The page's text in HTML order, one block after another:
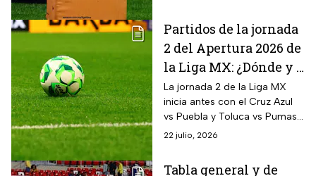
Partidos de la jornada
2 del Apertura 2026 de
la Liga MX: ¿Dónde y a
qué hora ver hoy 21 de
julio?
La jornada 2 de la Liga MX
inicia antes con el Cruz Azul
vs Puebla y Toluca vs Pumas;
conoce todos los detalles y
22 julio, 2026
Tabla general y de